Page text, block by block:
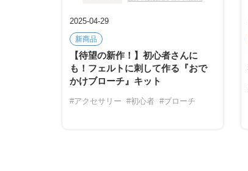
2025-04-29
新商品
【待望の新作！】初心者さんに
も！フェルトに刺して作る『おで
かけブローチ』キット
#アクセサリー #初心者 #ブローチ